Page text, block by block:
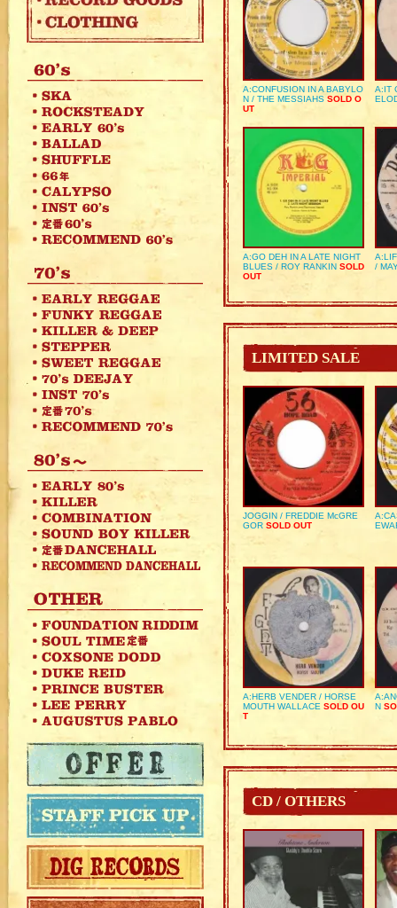
A:CONFUSION IN A BABYLO
N / THE MESSIAHS SOLD O
UT
A:IT
A:GO DEH IN A LATE NIGHT
BLUES / ROY RANKIN SOLD
OUT
/
LIMITED SALE
JOGGIN / FREDDIE McGRE
GOR SOLD OUT
A:HERB VENDER / HORSE
MOUTH WALLACE SOLD OU
T
N
CD / OTHERS